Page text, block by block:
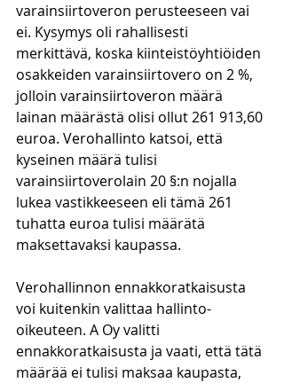
varainsiirtoveron perusteeseen vai
ei. Kysymys oli rahallisesti
merkittävä, koska kiinteistöyhtiöiden
osakkeiden varainsiirtovero on 2 %,
jolloin varainsiirtoveron määrä
lainan määrästä olisi ollut 261 913,60
euroa. Verohallinto katsoi, että
kyseinen määrä tulisi
varainsiirtoverolain 20 §:n nojalla
lukea vastikkeeseen eli tämä 261
tuhatta euroa tulisi määrätä
maksettavaksi kaupassa.
Verohallinnon ennakkoratkaisusta
voi kuitenkin valittaa hallinto-
oikeuteen. A Oy valitti
ennakkoratkaisusta ja vaati, että tätä
määrää ei tulisi maksaa kaupasta,